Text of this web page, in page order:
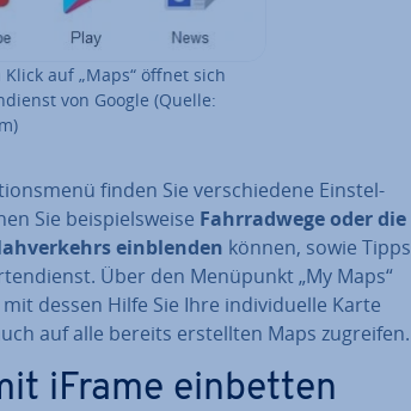
auf „Maps“ öffnet sich
von Google (Quelle:
finden Sie ver­schie­de­ne Ein­stel­
Sie bei­spiels­wei­se Fahr­rad­we­ge oder die
ein­blen­den können, sowie Tipps
Über den Menüpunkt „My Maps“
dessen Hilfe Sie Ihre in­di­vi­du­el­le Karte
auf alle bereits er­stell­ten Maps zugreifen.
iFrame einbetten